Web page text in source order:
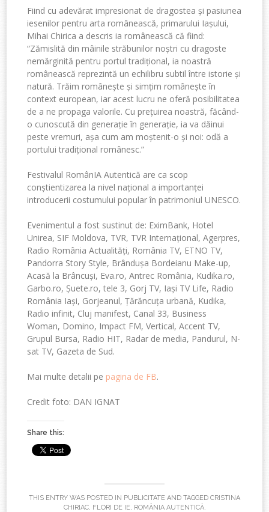
Fiind cu adevărat impresionat de dragostea și pasiunea
iesenilor pentru arta românească, primarului Iașului,
Mihai Chirica a descris ia românească că fiind:
“Zămislită din mâinile străbunilor noștri cu dragoste
nemărginită pentru portul tradițional, ia noastră
românească reprezintă un echilibru subtil între istorie și
natură. Trăim românește și simțim românește în
context european, iar acest lucru ne oferă posibilitatea
de a ne propaga valorile. Cu prețuirea noastră, făcând-
o cunoscută din generație în generație, ia va dăinui
peste vremuri, așa cum am moștenit-o și noi: odă a
portului tradițional românesc.”
Festivalul RomânIA Autentică are ca scop
conștientizarea la nivel național a importanței
introducerii costumului popular în patrimoniul UNESCO.
Evenimentul a fost sustinut de: EximBank, Hotel
Unirea, SIF Moldova, TVR, TVR Internațional, Agerpres,
Radio România Actualități, România TV, ETNO TV,
Pandorra Story Style, Brândușa Bordeianu Make-up,
Acasă la Brâncuși, Eva.ro, Antrec România, Kudika.ro,
Garbo.ro, Șuete.ro, tele 3, Gorj TV, Iași TV Life, Radio
România Iași, Gorjeanul, Țărăncuța urbană, Kudika,
Radio infinit, Cluj manifest, Canal 33, Business
Woman, Domino, Impact FM, Vertical, Accent TV,
Grupul Bursa, Radio HIT, Radar de media, Pandurul, N-
sat TV, Gazeta de Sud.
Mai multe detalii pe pagina de FB.
Credit foto: DAN IGNAT
Share this:
THIS ENTRY WAS POSTED IN PUBLICITATE AND TAGGED CRISTINA
CHIRIAC, FLORI DE IE, ROMÂNIA AUTENTICĂ.